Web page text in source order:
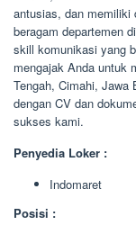
antusias, dan memiliki
beragam departemen
skill komunikasi yang
mengajak Anda untuk
Tengah, Cimahi, Jawa
dengan CV dan
sukses kami.
Penyedia Loker :
Indomaret
Posisi :